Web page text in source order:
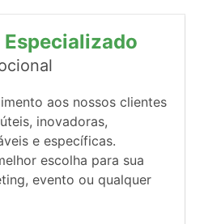
aos nossos clientes
inovadoras,
e específicas.
escolha para sua
evento ou qualquer